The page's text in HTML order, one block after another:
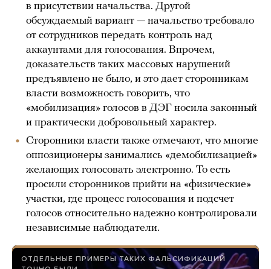
в присутствии начальства. Другой
обсуждаемый вариант — начальство требовало
от сотрудников передать контроль над
аккаунтами для голосования. Впрочем,
доказательств таких массовых нарушений
предъявлено не было, и это дает сторонникам
власти возможность говорить, что
«мобилизация» голосов в ДЭГ носила законный
и практически добровольный характер.
Сторонники власти также отмечают, что многие
оппозиционеры занимались «демобилизацией»
желающих голосовать электронно. То есть
просили сторонников прийти на «физические»
участки, где процесс голосования и подсчет
голосов относительно надежно контролировали
независимые наблюдатели.
ОТДЕЛЬНЫЕ ПРИМЕРЫ ТАКИХ ФАЛЬСИФИКАЦИЙ